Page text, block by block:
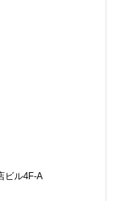
ビル4F-A